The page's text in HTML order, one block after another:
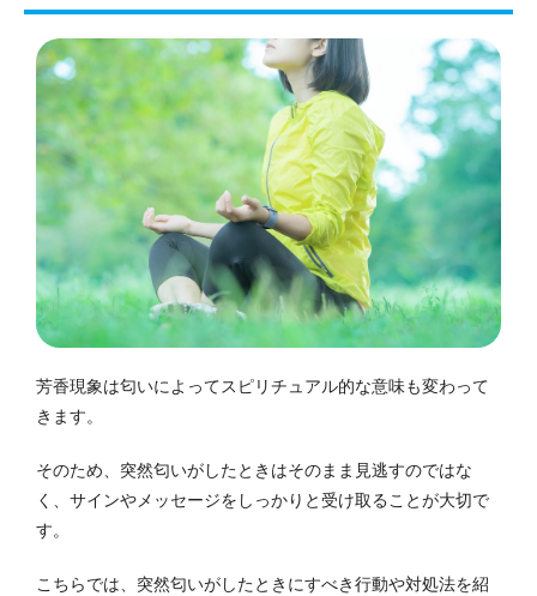
芳香現象は匂いによってスピリチュアル的な意味も変わって
きます。
そのため、突然匂いがしたときはそのまま見逃すのではな
く、サインやメッセージをしっかりと受け取ることが大切で
す。
こちらでは、突然匂いがしたときにすべき行動や対処法を紹